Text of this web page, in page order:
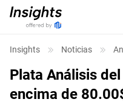
Insights Noticias
Plata Análisis
encima de